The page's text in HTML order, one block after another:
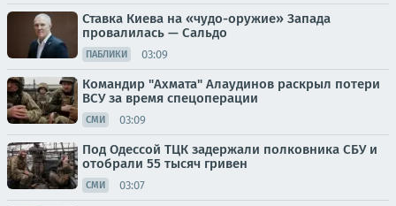
Ставка Киева на «чудо-оружие» Запада
провалилась — Сальдо
ПАБЛИКИ 03:09
Командир "Ахмата" Алаудинов раскрыл потери
ВСУ за время спецоперации
СМИ 03:09
Под Одессой ТЦК задержали полковника СБУ и
отобрали 55 тысяч гривен
СМИ 03:07